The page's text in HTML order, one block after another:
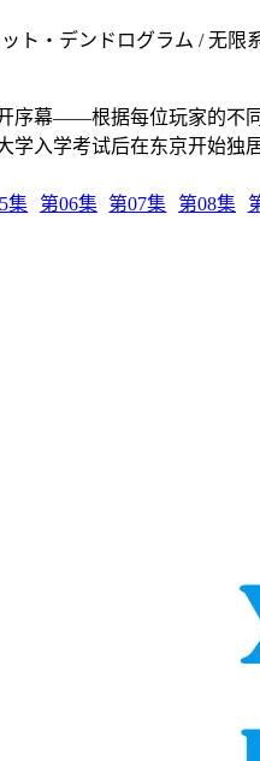
ト・デンドログラム / 无限
序幕——根据每位玩家的不
学入学考试后在东京开始
集 第06集 第07集 第08集